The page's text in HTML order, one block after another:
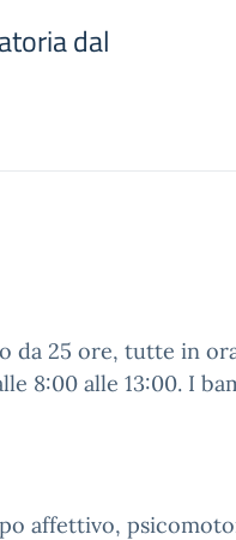
dal
da 25 ore, tutte in
8:00 alle 13:00. I
affettivo,